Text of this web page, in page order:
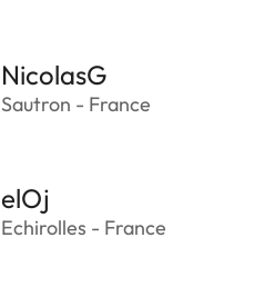
NicolasG
Sautron - France
elOj
Echirolles - France